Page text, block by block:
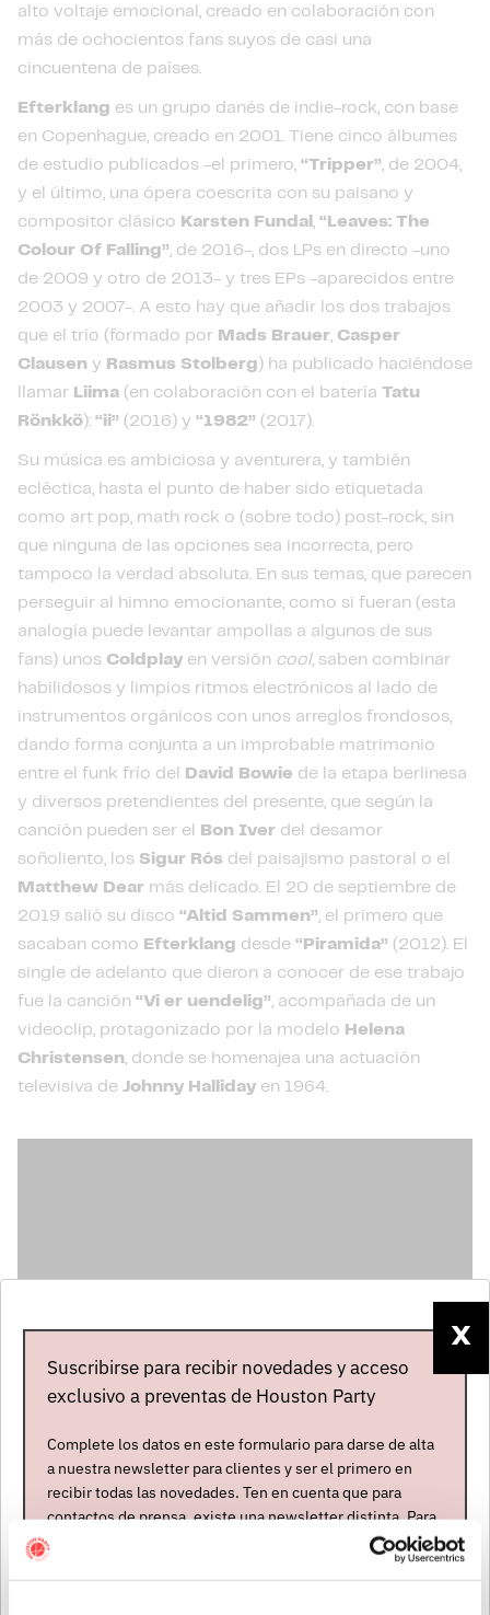
alto voltaje emocional, creado en colaboración con
más de ochocientos fans suyos de casi una
cincuentena de países.
Efterklang es un grupo danés de indie-rock, con base
en Copenhague, creado en 2001. Tiene cinco álbumes
de estudio publicados -el primero, “Tripper”, de 2004,
y el último, una ópera coescrita con su paisano y
compositor clásico Karsten Fundal , “Leaves: The
Colour Of Falling”, de 2016-, dos LPs en directo -uno
de 2009 y otro de 2013- y tres EPs -aparecidos entre
2003 y 2007-. A esto hay que añadir los dos trabajos
que el trío (formado por Mads Brauer, Casper
Clausen y Rasmus Stolberg ) ha publicado haciéndose
llamar Liima (en colaboración con el batería Tatu
Rönkkö): “ii” (2016) y “1982” (2017).
Su música es ambiciosa y aventurera, y también
ecléctica, hasta el punto de haber sido etiquetada
como art pop, math rock o (sobre todo) post-rock, sin
que ninguna de las opciones sea incorrecta, pero
tampoco la verdad absoluta. En sus temas, que parecen
perseguir al himno emocionante, como si fueran (esta
analogía puede levantar ampollas a algunos de sus
fans) unos Coldplay en versión cool, saben combinar
habilidosos y limpios ritmos electrónicos al lado de
instrumentos orgánicos con unos arreglos frondosos,
dando forma conjunta a un improbable matrimonio
entre el funk frío del
David Bowie de la etapa berlinesa
y diversos pretendientes del presente, que según la
canción pueden ser el
Bon Iver del desamor
soñoliento, los Sigur Rós del paisajismo pastoral o el
Matthew Dear más delicado. El 20 de septiembre de
2019 salió su disco “Altid Sammen”, el primero que
sacaban como Efterklang desde “Piramida” (2012). El
single de adelanto que dieron a conocer de ese trabajo
fue la canción “Vi er uendelig”, acompañada de un
videoclip, protagonizado por la modelo Helena
Christensen, donde se homenajea una actuación
televisiva de Johnny Halliday en 1964.
Artistas
X
Suscribirse para recibir novedades y acceso
exclusivo a preventas de Houston Party
Complete los datos en este formulario para darse de alta
a nuestra newsletter para clientes y ser el primero en
recibir todas las novedades. Ten en cuenta que para
contactos de prensa, existe una newsletter distinta. Para
formar parte de ella, envíanos un mensaje a